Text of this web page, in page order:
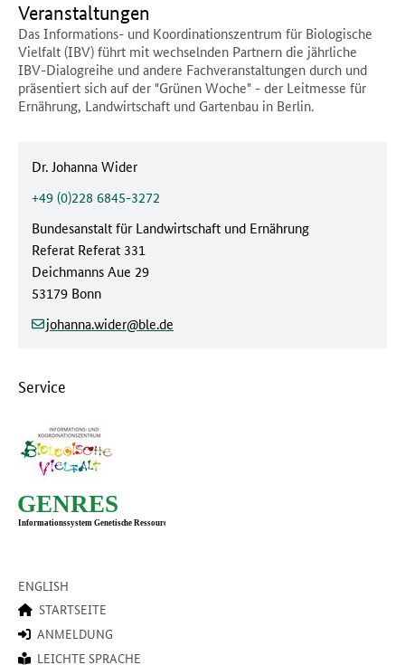
Veranstaltungen
Das Informations- und Koordinationszentrum für Biologische
Vielfalt (IBV) führt mit wechselnden Partnern die jährliche
IBV-Dialogreihe und andere Fachveranstaltungen durch und
präsentiert sich auf der "Grünen Woche" - der Leitmesse für
Ernährung, Landwirtschaft und Gartenbau in Berlin.
Ansprechpartner:
Dr. Johanna Wider
Telefonnummer:
+49 (0)228 6845-3272
Behörde:
Bundesanstalt für Landwirtschaft und Ernährung
Referat Referat 331
Straße/Hausnummer:
Deichmanns Aue 29
Postleitzahl/Ort:
53179 Bonn
johanna.wider (at)
ble(dot)
de
Service
ENGLISH
STARTSEITE
ANMELDUNG
LEICHTE SPRACHE